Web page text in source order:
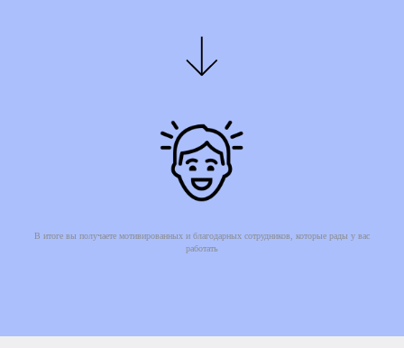
В итоге вы получаете мотивированных и благодарных сотрудников, которые рады у вас
работать